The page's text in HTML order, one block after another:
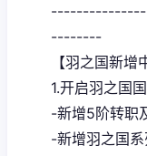
--------
【羽之国新增
1.开启羽之国
-新增5阶转职
-新增羽之国